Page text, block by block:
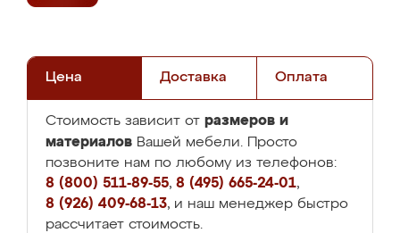
Цена Доставка Оплата
Стоимость зависит от размеров и
материалов Вашей мебели. Просто
позвоните нам по любому из телефонов:
8 (800) 511-89-55, 8 (495) 665-24-01,
8 (926) 409-68-13, и наш менеджер быстро
рассчитает стоимость.